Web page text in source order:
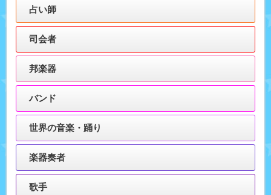
占い師
司会者
邦楽器
バンド
世界の音楽・踊り
楽器奏者
歌手